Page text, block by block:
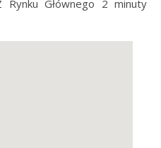
Głównego 2 minuty